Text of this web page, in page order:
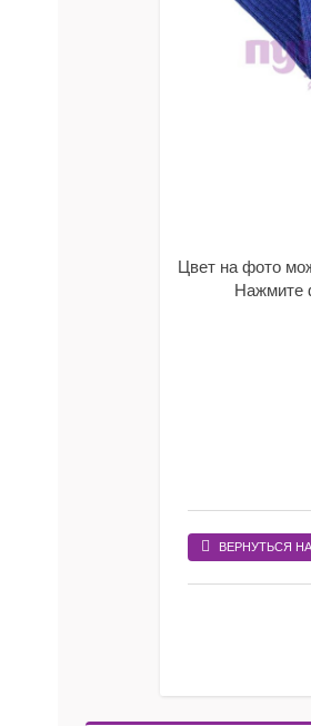
Цвет на фото
Нажмите
ВЕРНУТЬСЯ